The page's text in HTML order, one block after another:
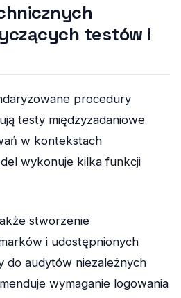
testów i
procedury
testy międzyzadaniowe
w kontekstach
wykonuje kilka funkcji
stworzenie
i udostępnionych
do audytów niezależnych
wymaganie logowania